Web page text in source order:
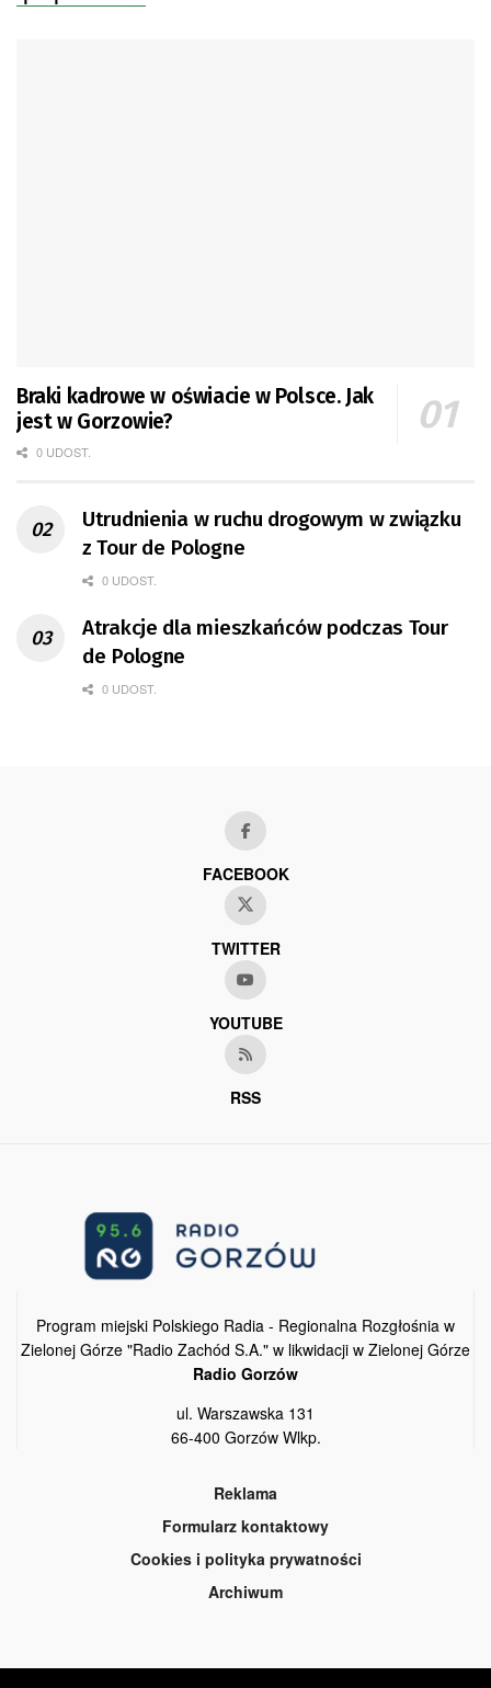
Braki kadrowe w oświacie w Polsce. Jak
jest w Gorzowie?
0 UDOST.
Utrudnienia w ruchu drogowym w związku
z Tour de Pologne
0 UDOST.
Atrakcje dla mieszkańców podczas Tour
de Pologne
0 UDOST.
FACEBOOK
TWITTER
YOUTUBE
RSS
Program miejski Polskiego Radia - Regionalna Rozgłośnia w
Zielonej Górze "Radio Zachód S.A." w likwidacji w Zielonej Górze
Radio Gorzów
ul. Warszawska 131
66-400 Gorzów Wlkp.
Reklama
Formularz kontaktowy
Cookies i polityka prywatności
Archiwum